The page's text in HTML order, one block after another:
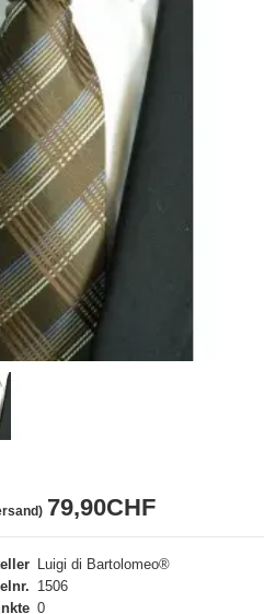
79,90CHF
Luigi di Bartolomeo®
1506
0